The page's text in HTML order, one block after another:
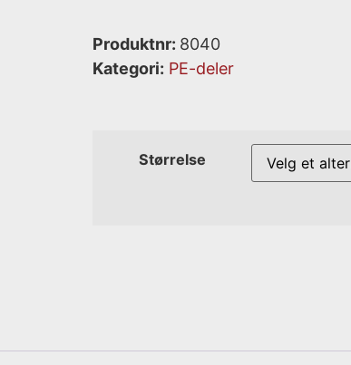
Produktnr: 8040
Kategori: PE-deler
Størrelse